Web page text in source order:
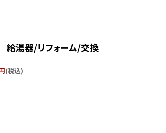
器/リフォーム/交換
円(税込)